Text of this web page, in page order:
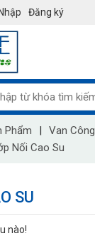
Đăng ký
Phẩm | Van
Nối Cao Su
SU
nào!